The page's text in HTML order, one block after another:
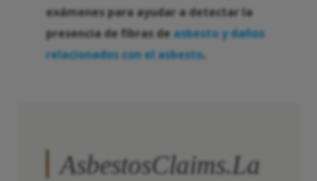
exámenes para ayudar a detectar la
presencia de fibras de asbesto y daños
relacionados con el asbesto.
AsbestosClaims.La